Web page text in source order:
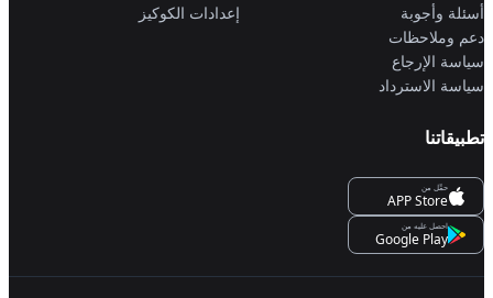
أسئلة وأجوبة
دعم وملاحظات
سياسة الإرجاع
سياسة الاسترداد
إعدادات الكوكيز
تطبيقاتنا
حمِّل من
APP Store
احصل عليه من
Google Play